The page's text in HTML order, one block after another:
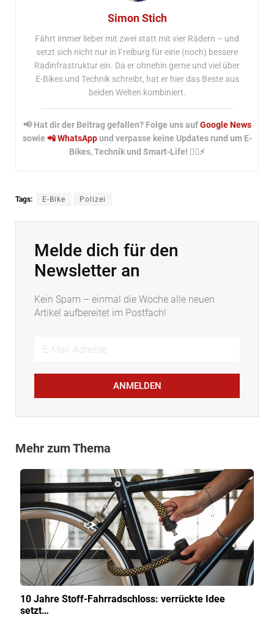
Simon Stich
Fährt immer lieber mit zwei statt mit vier Rädern – und
setzt sich nicht nur in Freiburg für eine (noch) bessere
Radinfrastruktur ein. Da er ohnehin gerne und viel über
E-Bikes und Technik schreibt, hat er hier das Beste aus
beiden Welten kombiniert.
📢 Hat dir der Beitrag gefallen? Folge uns aufGoogle News
sowie 📲 WhatsAppund verpasse keine Updates rund um E-
Bikes, Technik und Smart-Life! 🚴‍♂️⚡
Tags: E-Bike Polizei
Melde dich für den
Newsletter an
Kein Spam – einmal die Woche alle neuen
Artikel aufbereitet im Postfach!
ANMELDEN
Mehr zum Thema
10 Jahre Stoff-Fahrradschloss: verrückte Idee
setzt…